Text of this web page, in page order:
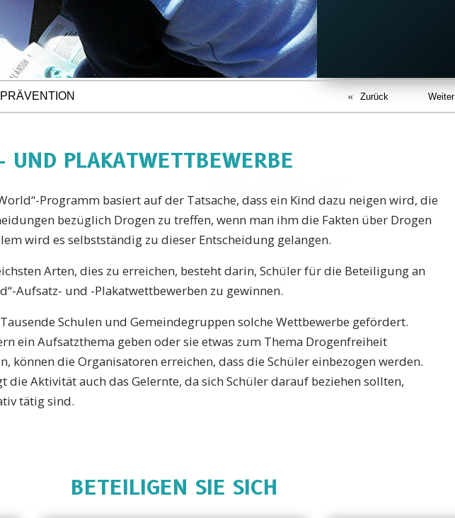
Weiter
Zurück
UND PLAKATWETTBEWERBE
Programm basiert auf der Tatsache, dass ein Kind dazu neigen wird, die
bezüglich Drogen zu treffen, wenn man ihm die Fakten über Drogen
wird es selbstständig zu dieser Entscheidung gelangen.
Arten, dies zu erreichen, besteht darin, Schüler für die Beteiligung an
Aufsatz- und -Plakatwettbewerben zu gewinnen.
Schulen und Gemeindegruppen solche Wettbewerbe gefördert.
ein Aufsatzthema geben oder sie etwas zum Thema Drogenfreiheit
können die Organisatoren erreichen, dass die Schüler einbezogen werden.
die Aktivität auch das Gelernte, da sich Schüler darauf beziehen sollten,
tätig sind.
BETEILIGEN SIE SICH